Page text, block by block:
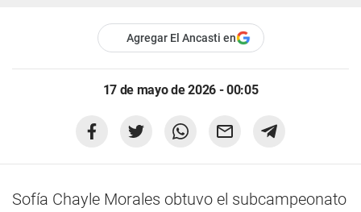
Agregar El Ancasti en
17 de mayo de 2026 - 00:05
Sofía Chayle Morales obtuvo el subcampeonato